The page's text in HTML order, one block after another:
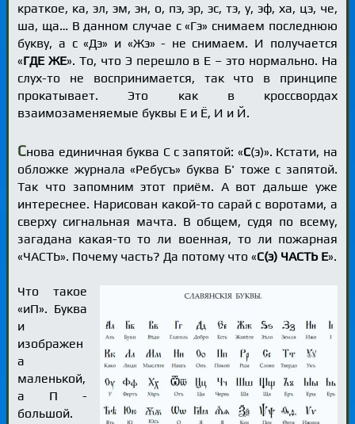
краткое, ка, эл, эм, эн, о, пэ, эр, эс, тэ, у, эф, ха, цэ, че,
ша, ща… В данном случае с «Гэ» снимаем последнюю
букву, а с «Дэ» и «Жэ» - не снимаем. И получается
«ГДЕ ЖЕ». То, что Э перешло в Е – это нормально. На
слух-то не воспринимается, так что в принципе
прокатывает. Это как в кроссвордах
взаимозаменяемые буквы Е и Ё, И и Й.
Снова единичная буква С с запятой: «С(э)». Кстати, на
обложке журнала «Ребусъ» буква Б' тоже с запятой.
Так что запомним этот приём. А вот дальше уже
интереснее. Нарисован какой-то сарай с воротами, а
сверху сигнальная мачта. В общем, судя по всему,
загадана какая-то то ли военная, то ли пожарная
«ЧАСТЬ». Почему часть? Да потому что «С(э) ЧАСТЬ Е».
Что такое
«иП». Буква
и
изображен
а
маленькой,
а П -
большой.